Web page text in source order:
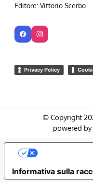
Editore: Vittorio Scerbo
Privacy Policy
© Copyright
powered by
Informativa sulla
Le Tue